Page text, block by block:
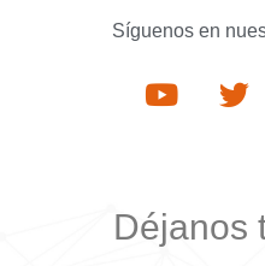
Síguenos en
Déjanos